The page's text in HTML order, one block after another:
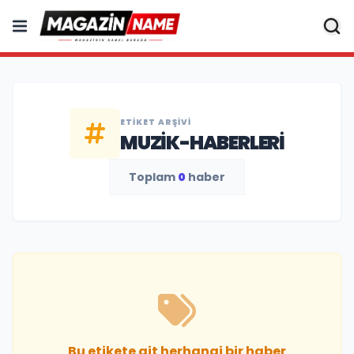
ETIKET ARŞIVI
MUZIK-HABERLERI
Toplam 0 haber